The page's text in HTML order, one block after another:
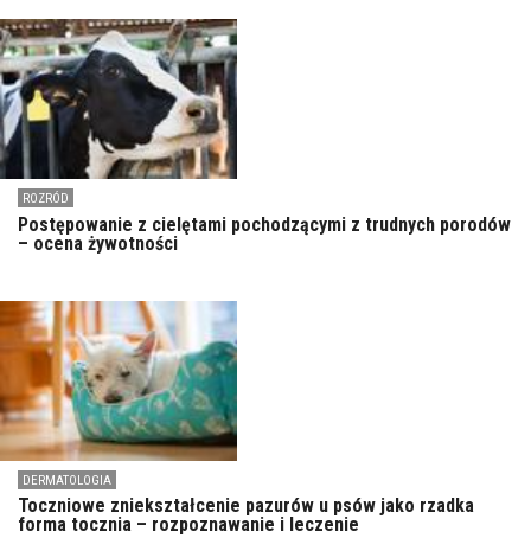
ROZRÓD
Postępowanie z cielętami pochodzącymi z trudnych porodów
– ocena żywotności
DERMATOLOGIA
Toczniowe zniekształcenie pazurów u psów jako rzadka
forma tocznia – rozpoznawanie i leczenie